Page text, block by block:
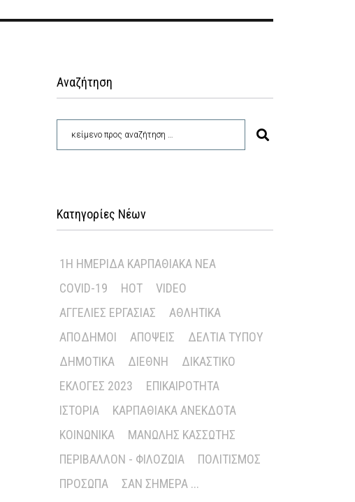
Αναζήτηση
Κατηγορίες Νέων
1Η ΗΜΕΡΊΔΑ ΚΑΡΠΑΘΙΑΚΆ ΝΈΑ
COVID-19
HOT
VIDEO
ΑΓΓΕΛΊΕΣ ΕΡΓΑΣΊΑΣ
ΑΘΛΗΤΙΚΆ
ΑΠΌΔΗΜΟΙ
ΑΠΌΨΕΙΣ
ΔΕΛΤΊΑ ΤΎΠΟΥ
ΔΗΜΟΤΙΚΆ
ΔΙΕΘΝΉ
ΔΙΚΑΣΤΙΚΌ
ΕΚΛΟΓΈΣ 2023
ΕΠΙΚΑΙΡΌΤΗΤΑ
ΙΣΤΟΡΊΑ
ΚΑΡΠΑΘΙΑΚΆ ΑΝΈΚΔΟΤΑ
ΚΟΙΝΩΝΙΚΆ
ΜΑΝΏΛΗΣ ΚΑΣΣΏΤΗΣ
ΠΕΡΙΒΆΛΛΟΝ - ΦΙΛΟΖΩΊΑ
ΠΟΛΙΤΙΣΜΌΣ
ΠΡΌΣΩΠΑ
ΣΑΝ ΣΉΜΕΡΑ ...